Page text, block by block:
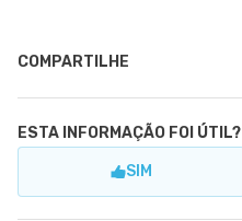
COMPARTILHE
ESTA INFORMAÇÃO FOI ÚTIL?
SIM